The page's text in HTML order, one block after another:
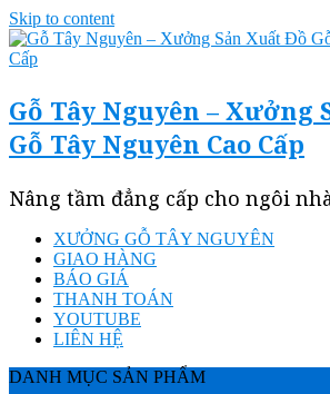
Skip to content
Gỗ Tây Nguyên – Xưởng
Gỗ Tây Nguyên Cao Cấp
Nâng tầm đẳng cấp cho ngôi
XƯỞNG GỖ TÂY NGUYÊN
GIAO HÀNG
BÁO GIÁ
THANH TOÁN
YOUTUBE
LIÊN HỆ
DANH MỤC SẢN PHẨM